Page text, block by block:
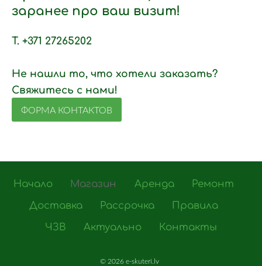
заранее про ваш визит!
T. +371 27265202
Не нашли то, что хотели заказать?
Свяжитесь с нами!
ФОРМА КОНТАКТОВ
Начало Магазин Аренда
Ремонт
Доставка
Рассрочка
Правила
ЧЗВ
Актуально Контакты
© 2026 e-skuteri.lv